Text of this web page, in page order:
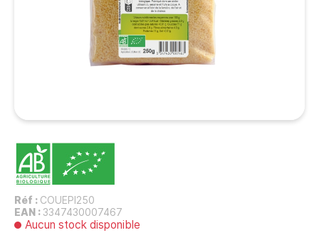
Réf : COUEPI250
EAN : 3347430007467
Aucun stock disponible